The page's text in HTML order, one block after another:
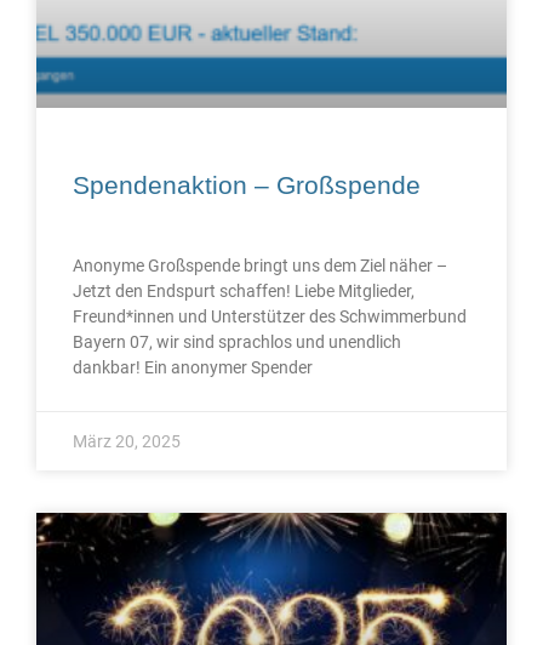
Spendenaktion – Großspende
Anonyme Großspende bringt uns dem Ziel näher –
Jetzt den Endspurt schaffen! Liebe Mitglieder,
Freund*innen und Unterstützer des Schwimmerbund
Bayern 07, wir sind sprachlos und unendlich
dankbar! Ein anonymer Spender
März 20, 2025